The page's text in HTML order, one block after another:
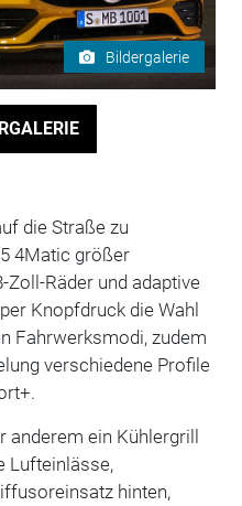
Bildergalerie
die Straße zu
4Matic größer
Zoll-Räder und adaptive
Knopfdruck die Wahl
Fahrwerksmodi, zudem
verschiedene Profile
anderem ein Kühlergrill
Lufteinlässe,
hinten,